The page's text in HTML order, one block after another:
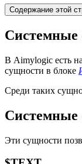
Содержание этой
Системные
В Aimylogic есть
сущности в блоке
Среди таких
Системные
Эти сущности